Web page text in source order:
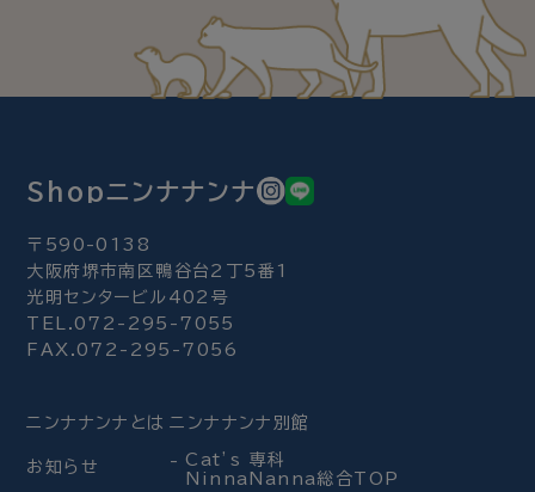
Shopニンナナンナ
〒590-0138
大阪府堺市南区鴨谷台2丁5番1
光明センタービル402号
TEL.072-295-7055
FAX.072-295-7056
ニンナナンナとは
お知らせ
ニンナナンナ別館
Cat’s 専科
NinnaNanna総合TOP